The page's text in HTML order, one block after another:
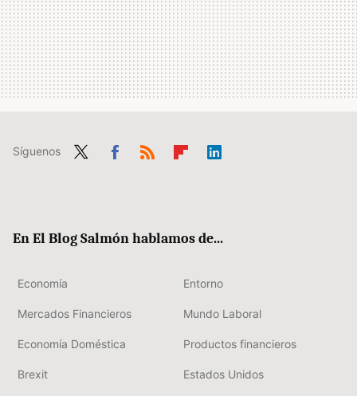
Síguenos
En El Blog Salmón hablamos de...
Economía Entorno
Mercados Financieros Mundo Laboral
Economía Doméstica Productos financieros
Brexit Estados Unidos